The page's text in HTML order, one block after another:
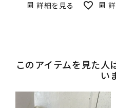
詳細を見る
このアイテムを見た人
い